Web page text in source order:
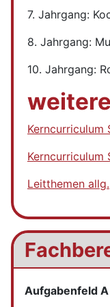
Aufgabenfeld A
7. Jahrgang:
8. Jahrgang:
10. Jahrgang:
Kerncurriculum
Kerncurriculum
Leitthemen allg.